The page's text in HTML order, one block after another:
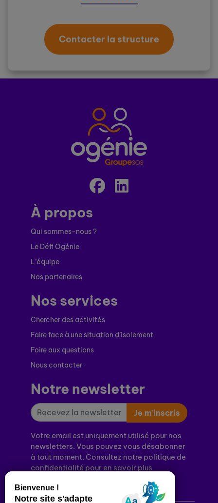
Contacter la structure
À propos
Qui sommes-nous ?
Le Défi Ogénie
L’équipe
Nos partenaires
Nos services
Chercher des activités
Faire face à une situation d’isolement
Foire aux questions
Nous contacter
Notre newsletter
Je m’inscris
Votre email est uniquement utilisé pour nos
newsletters. Vous pouvez vous désabonner
à tout moment. Consultez notre politique de
confidentialité pour en savoir plus